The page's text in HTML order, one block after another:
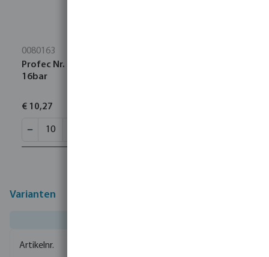
0080163
Profec Nr. 280 Nippel RVS 316 1/2" buitendraad
16bar
€ 10,27
Varianten